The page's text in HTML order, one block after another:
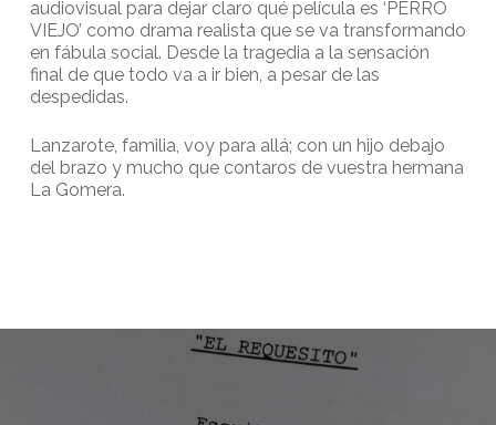
audiovisual para dejar claro qué película es ‘PERRO
VIEJO’ como drama realista que se va transformando
en fábula social. Desde la tragedia a la sensación
final de que todo va a ir bien, a pesar de las
despedidas.
Lanzarote, familia, voy para allá; con un hijo debajo
del brazo y mucho que contaros de vuestra hermana
La Gomera.